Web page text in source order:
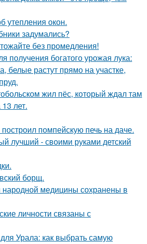
утепления окон.
задумались?
без промедления!
получения богатого урожая лука:
белые растут прямо на участке,
жил пёс, который ждал там
лет.
помпейскую печь на даче.
лучший - своими руками детский
борщ.
народной медицины сохранены в
личности связаны с
Урала: как выбрать самую